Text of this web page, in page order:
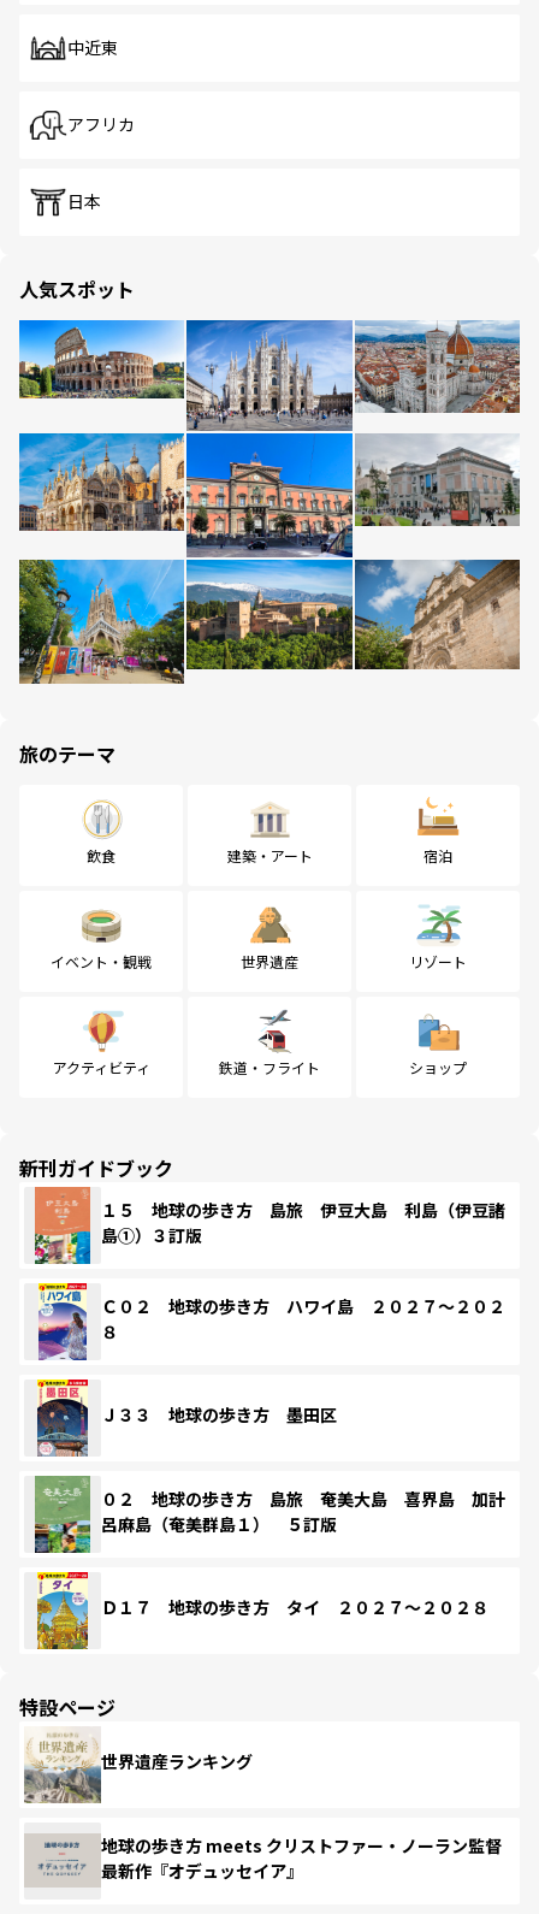
中近東
アフリカ
日本
人気スポット
旅のテーマ
飲食 建築・アート 宿泊
イベント・観戦 世界遺産 リゾート
アクティビティ 鉄道・フライト ショップ
新刊ガイドブック
１５ 地球の歩き方 島旅 伊豆大島 利島（伊豆諸
島①）３訂版
Ｃ０２ 地球の歩き方 ハワイ島 ２０２７～２０２
８
Ｊ３３ 地球の歩き方 墨田区
０２ 地球の歩き方 島旅 奄美大島 喜界島 加計
呂麻島（奄美群島１） ５訂版
Ｄ１７ 地球の歩き方 タイ ２０２７～２０２８
特設ページ
世界遺産ランキング
地球の歩き方 meets クリストファー・ノーラン監督
最新作『オデュッセイア』